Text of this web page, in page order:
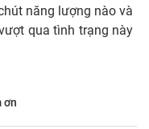
năng lượng nào và
qua tình trạng này
ơn